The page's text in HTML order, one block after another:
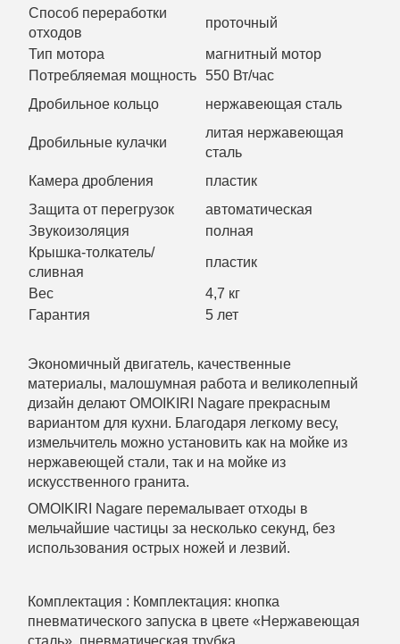
Способ переработки
отходов
проточный
Тип мотора
магнитный мотор
Потребляемая мощность 550 Вт/час
Дробильное кольцо
нержавеющая сталь
Дробильные кулачки
литая нержавеющая
сталь
Камера дробления
пластик
Защита от перегрузок
автоматическая
Звукоизоляция
полная
Крышка-толкатель/
сливная
пластик
Вес
4,7 кг
Гарантия
5 лет
Экономичный двигатель, качественные
материалы, малошумная работа и великолепный
дизайн делают OMOIKIRI Nagare прекрасным
вариантом для кухни. Благодаря легкому весу,
измельчитель можно установить как на мойке из
нержавеющей стали, так и на мойке из
искусственного гранита.
OMOIKIRI Nagare перемалывает отходы в
мельчайшие частицы за несколько секунд, без
использования острых ножей и лезвий.
Комплектация : Комплектация: кнопка
пневматического запуска в цвете «Нержавеющая
сталь», пневматическая трубка,